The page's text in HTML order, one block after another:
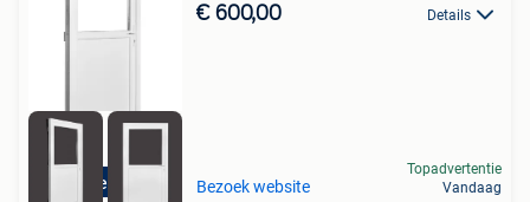
Direct leverbaar
€ 600,00 Details
Bezoek website
Topadvertentie
Vandaag